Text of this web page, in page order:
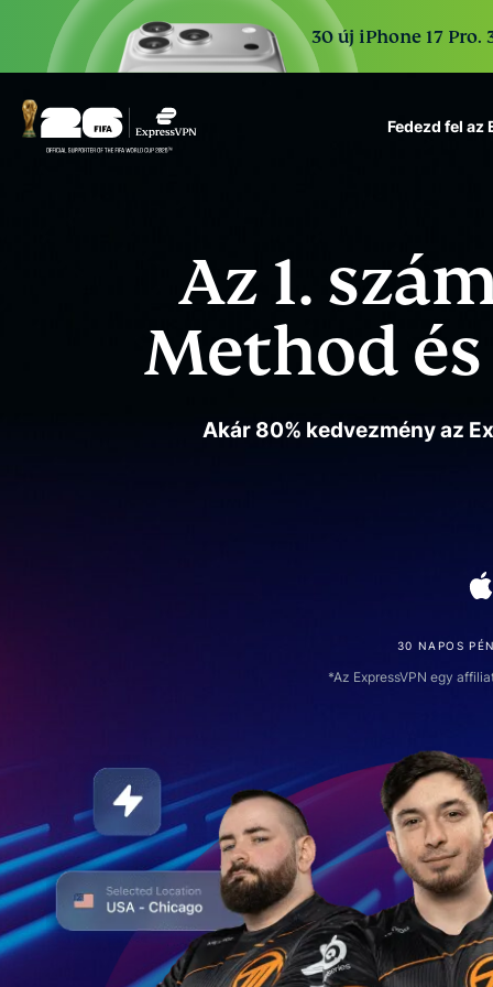
30 új iPhone 17
Fedezd fel az
VPN protection for
scale.
Az 1.
Method
Akár 80% kedvezmény az
30 NAPOS
*Az ExpressVPN egy